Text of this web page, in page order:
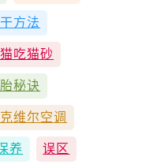
方法
吃猫砂
秘诀
维尔空调
养 误区